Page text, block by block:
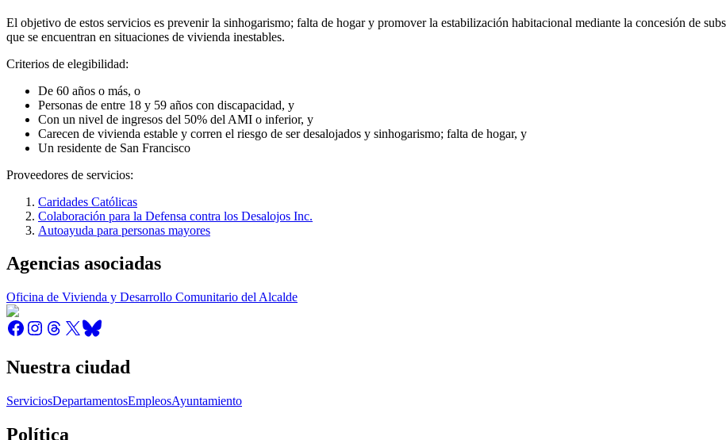
El objetivo de estos servicios es prevenir la sinhogarismo; falta de hogar y promover la estabilización habitacional mediante la concesión de
que se encuentran en situaciones de vivienda inestables.
Criterios de elegibilidad:
De 60 años o más, o
Personas de entre 18 y 59 años con discapacidad, y
Con un nivel de ingresos del 50% del AMI o inferior, y
Carecen de vivienda estable y corren el riesgo de ser desalojados y sinhogarismo; falta de hogar, y
Un residente de San Francisco
Proveedores de servicios:
Caridades Católicas
Colaboración para la Defensa contra los Desalojos Inc.
Autoayuda para personas mayores
Agencias asociadas
Oficina de Vivienda y Desarrollo Comunitario del Alcalde
Nuestra ciudad
ServiciosDepartamentosEmpleosAyuntamiento
Política